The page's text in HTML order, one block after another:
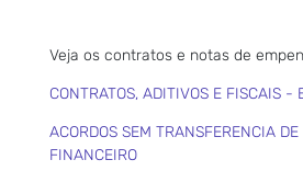
Veja os contratos e notas de
CONTRATOS, ADITIVOS E FISCAIS -
ACORDOS SEM TRANSFERENCIA DE
FINANCEIRO